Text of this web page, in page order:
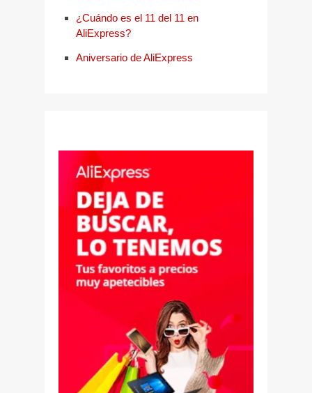
¿Cuándo es el 11 del 11 en
AliExpress?
Aniversario de AliExpress